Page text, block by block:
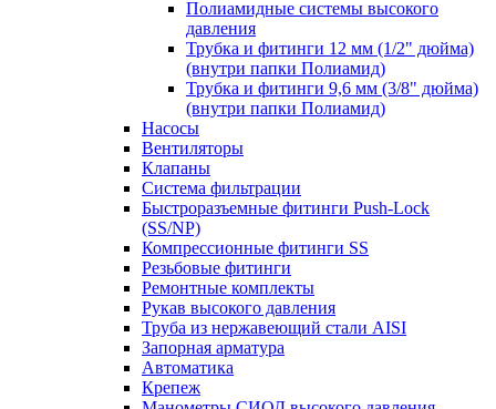
Полиамидные системы высокого
давления
Трубка и фитинги 12 мм (1/2" дюйма)
(внутри папки Полиамид)
Трубка и фитинги 9,6 мм (3/8" дюйма)
(внутри папки Полиамид)
Насосы
Вентиляторы
Клапаны
Система фильтрации
Быстроразъемные фитинги Push-Lock
(SS/NP)
Компрессионные фитинги SS
Резьбовые фитинги
Ремонтные комплекты
Рукав высокого давления
Труба из нержавеющий стали AISI
Запорная арматура
Автоматика
Крепеж